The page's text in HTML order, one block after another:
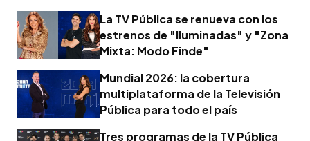
La TV Pública se renueva con los
estrenos de "Iluminadas" y "Zona
Mixta: Modo Finde"
Mundial 2026: la cobertura
multiplataforma de la Televisión
Pública para todo el país
Tres programas de la TV Pública